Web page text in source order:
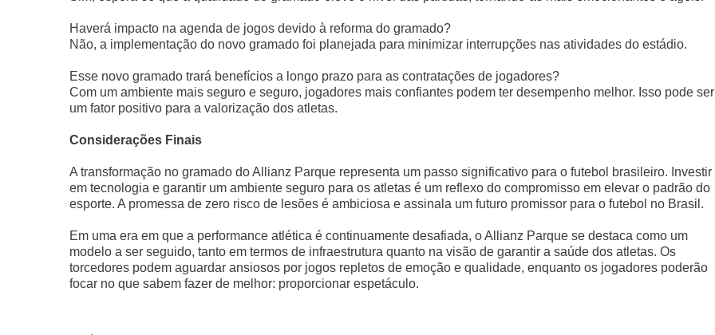
Haverá impacto na agenda de jogos devido à reforma do gramado?
Não, a implementação do novo gramado foi planejada para minimizar interrupções nas atividades do estádio.
Esse novo gramado trará benefícios a longo prazo para as contratações de jogadores?
Com um ambiente mais seguro e seguro, jogadores mais confiantes podem ter desempenho melhor. Isso pode ser
um fator positivo para a valorização dos atletas.
Considerações Finais
A transformação no gramado do Allianz Parque representa um passo significativo para o futebol brasileiro. Investir
em tecnologia e garantir um ambiente seguro para os atletas é um reflexo do compromisso em elevar o padrão do
esporte. A promessa de zero risco de lesões é ambiciosa e assinala um futuro promissor para o futebol no Brasil.
Em uma era em que a performance atlética é continuamente desafiada, o Allianz Parque se destaca como um
modelo a ser seguido, tanto em termos de infraestrutura quanto na visão de garantir a saúde dos atletas. Os
torcedores podem aguardar ansiosos por jogos repletos de emoção e qualidade, enquanto os jogadores poderão
focar no que sabem fazer de melhor: proporcionar espetáculo.